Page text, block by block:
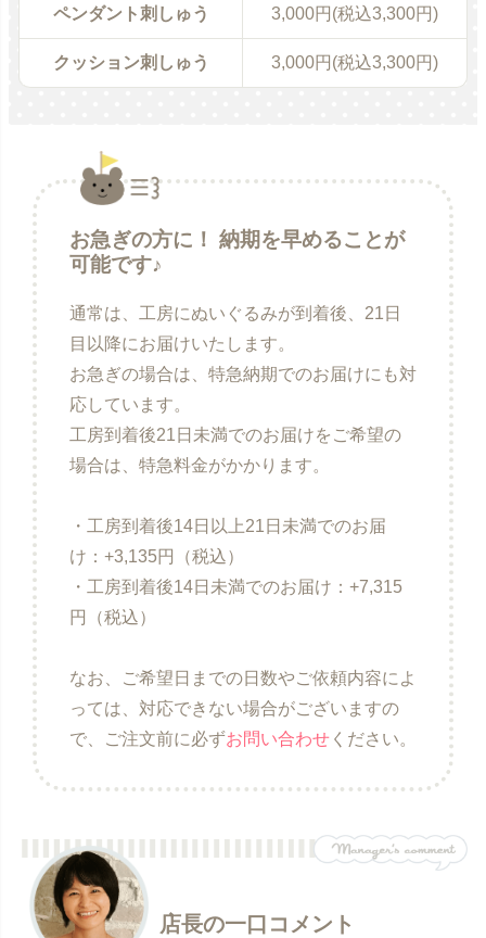
ペンダント刺しゅう 3,000円(税込3,300円)
クッション刺しゅう 3,000円(税込3,300円)
お急ぎの方に！ 納期を早めることが
可能です♪
通常は、工房にぬいぐるみが到着後、21日
目以降にお届けいたします。
お急ぎの場合は、特急納期でのお届けにも対
応しています。
工房到着後21日未満でのお届けをご希望の
場合は、特急料金がかかります。
・工房到着後14日以上21日未満でのお届
け：+3,135円（税込）
・工房到着後14日未満でのお届け：+7,315
円（税込）
なお、ご希望日までの日数やご依頼内容によ
っては、対応できない場合がございますの
で、ご注文前に必ずお問い合わせください。
店長の一口コメント